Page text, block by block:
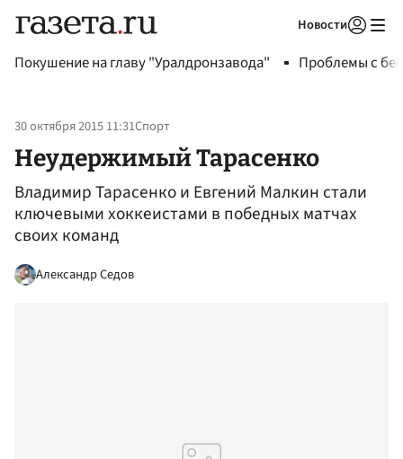
Новости
Покушение на главу "Уралдронзавода" Проблемы с
30 октября 2015 11:31Спорт
Неудержимый Тарасенко
Владимир Тарасенко и Евгений Малкин стали
ключевыми хоккеистами в победных матчах
своих команд
Александр Седов